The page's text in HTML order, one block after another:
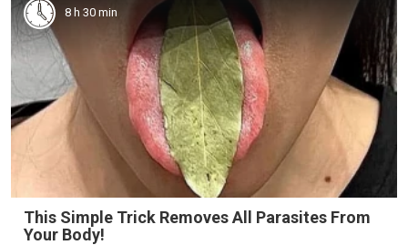
8 h 30 min
This Simple Trick Removes All Parasites From
Your Body!